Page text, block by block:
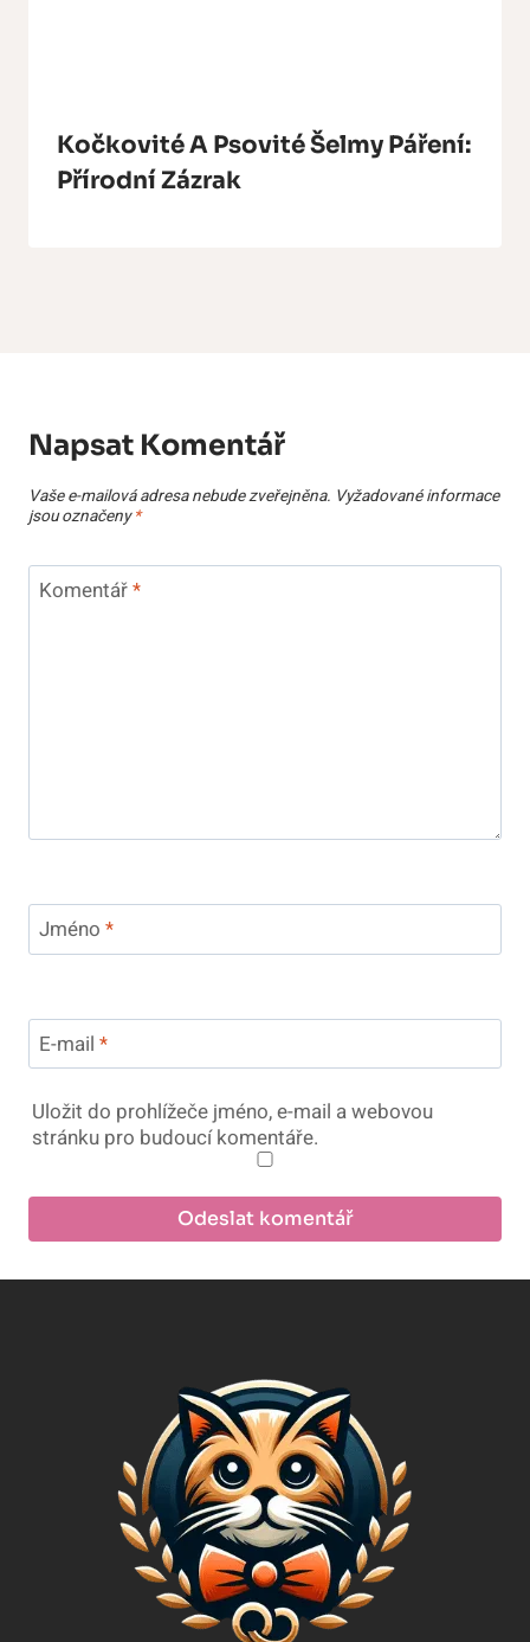
Kočkovité A Psovité Šelmy Páření:
Přírodní Zázrak
Napsat Komentář
Vaše e-mailová adresa nebude zveřejněna. Vyžadované informace
jsou označeny*
Komentář*
Jméno *
E-mail *
Uložit do prohlížeče jméno, e-mail a webovou
stránku pro budoucí komentáře.